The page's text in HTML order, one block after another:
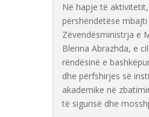
Në hapje të
përshëndetëse mbajti
Zëvendësministrja e
Blerina Abrazhda, e
rëndësinë e
dhe përfshirjes së
akademike në
të sigurisë dhe